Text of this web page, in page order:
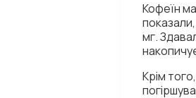
Кофеїн
мг.
Крім